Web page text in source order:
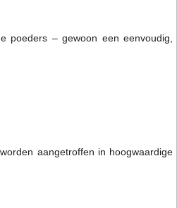
poeders – gewoon een eenvoudig,
aangetroffen in hoogwaardige